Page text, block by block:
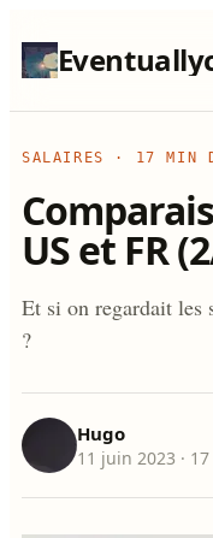
SALAIRES · 17 MIN
US et FR
Et si on regardait les
?
Hugo
11 juin 2023 ·